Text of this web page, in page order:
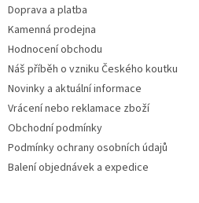
Doprava a platba
Kamenná prodejna
Hodnocení obchodu
Náš příběh o vzniku Českého koutku
Novinky a aktuální informace
Vrácení nebo reklamace zboží
Obchodní podmínky
Podmínky ochrany osobních údajů
Balení objednávek a expedice